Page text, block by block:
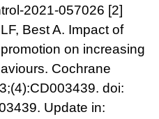
2021-057026 [2]
Best A. Impact of
on increasing
Cochrane
doi:
Update in: